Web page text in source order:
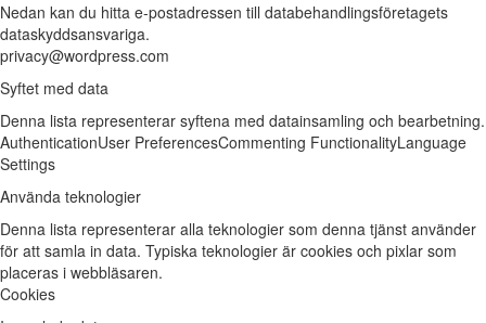
Nedan kan du hitta e-postadressen till databehandlingsföretagets
dataskyddsansvariga.
privacy@wordpress.com
Syftet med data
Denna lista representerar syftena med datainsamling och bearbetning.
AuthenticationUser PreferencesCommenting FunctionalityLanguage
Settings
Använda teknologier
Denna lista representerar alla teknologier som denna tjänst använder
för att samla in data. Typiska teknologier är cookies och pixlar som
placeras i webbläsaren.
Cookies